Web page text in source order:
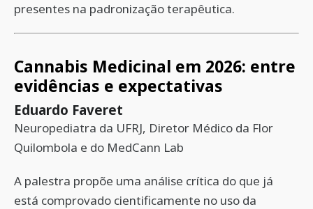
presentes na padronização terapêutica.
Cannabis Medicinal em 2026: entre
evidências e expectativas
Eduardo Faveret
Neuropediatra da UFRJ, Diretor Médico da Flor
Quilombola e do MedCann Lab
A palestra propõe uma análise crítica do que já
está comprovado cientificamente no uso da